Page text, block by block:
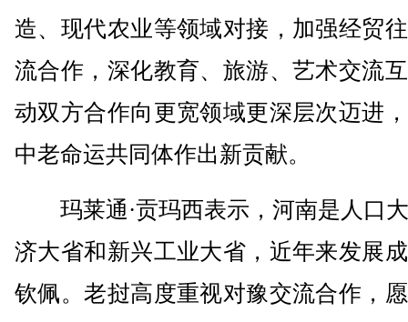
造、现代农业等领域对接，加强经贸
流合作，深化教育、旅游、艺术交流
动双方合作向更宽领域更深层次迈进
中老命运共同体作出新贡献。
玛莱通·贡玛西表示，河南是人口
济大省和新兴工业大省，近年来发展
钦佩。老挝高度重视对豫交流合作，